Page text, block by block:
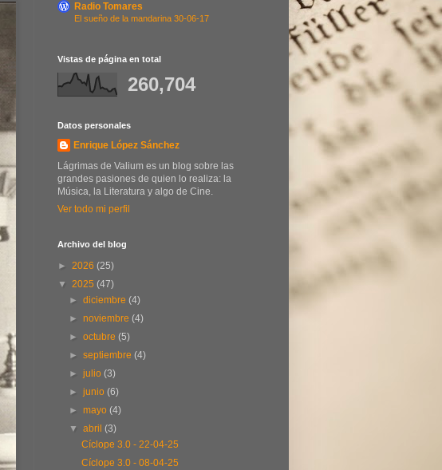
Radio Tomares
El sueño de la mandarina 30-06-17
Vistas de página en total
260,704
Datos personales
Enrique López Sánchez
Lágrimas de Valium es un blog sobre las
grandes pasiones de quien lo realiza: la
Música, la Literatura y algo de Cine.
Ver todo mi perfil
Archivo del blog
► 2026 (25)
▼ 2025 (47)
►diciembre(4)
►noviembre(4)
►octubre(5)
►septiembre(4)
►julio(3)
►junio(6)
►mayo(4)
▼abril(3)
Cíclope 3.0 - 22-04-25
Cíclope 3.0 - 08-04-25